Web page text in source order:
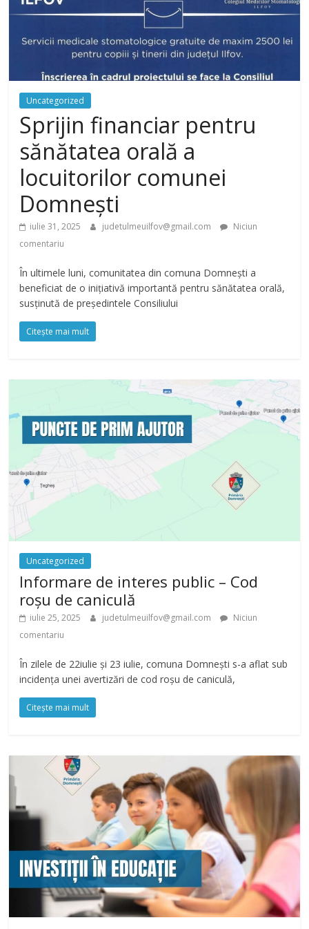
Uncategorized
Sprijin financiar pentru
sănătatea orală a
locuitorilor comunei
Domnești
iulie 31, 2025 judetulmeuilfov@gmail.com
Niciun
comentariu
În ultimele luni, comunitatea din comuna Domnești a
beneficiat de o inițiativă importantă pentru sănătatea orală,
susținută de președintele Consiliului
Citește mai mult
Uncategorized
Informare de interes public – Cod
roșu de caniculă
iulie 25, 2025 judetulmeuilfov@gmail.com
Niciun
comentariu
În zilele de 22iulie și 23 iulie, comuna Domnești s-a aflat sub
incidența unei avertizări de cod roșu de caniculă,
Citește mai mult